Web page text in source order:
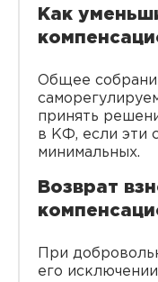
Как
Общее
принять
в КФ, если эти
минимальных.
Возврат
При
его